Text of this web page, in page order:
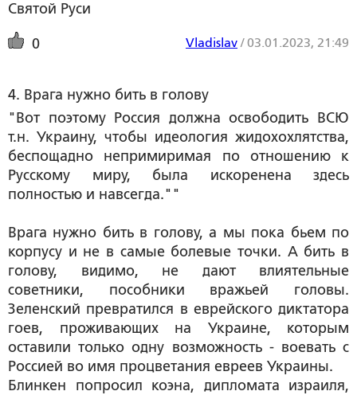
Святой Руси
0 Vladislav/03.01.2023, 21:49
4. Врага нужно бить в голову
"Вот поэтому Россия должна освободить ВСЮ
т.н. Украину, чтобы идеология жидохохлятства,
беспощадно непримиримая по отношению к
Русскому миру, была искоренена здесь
полностью и навсегда.""
Врага нужно бить в голову, а мы пока бьем по
корпусу и не в самые болевые точки. А бить в
голову, видимо, не дают влиятельные
советники, пособники вражьей головы.
Зеленский превратился в еврейского диктатора
гоев, проживающих на Украине, которым
оставили только одну возможность - воевать с
Россией во имя процветания евреев Украины.
Блинкен попросил коэна, дипломата израиля,